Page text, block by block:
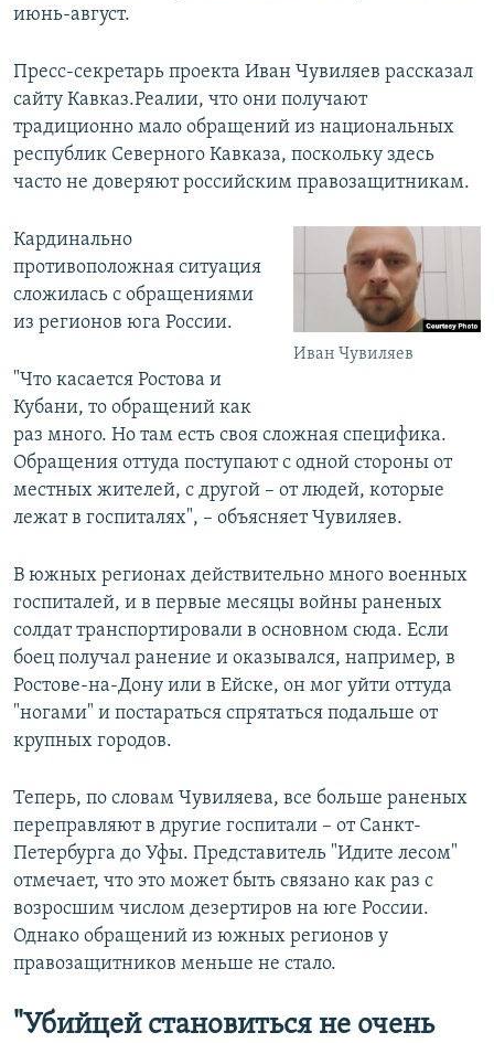
июнь-август.
Пресс-секретарь проекта Иван Чувиляев рассказал
сайту Кавказ.Реалии, что они получают
традиционно мало обращений из национальных
республик Северного Кавказа, поскольку здесь
часто не доверяют российским правозащитникам.
Иван Чувиляев
Кардинально
противоположная ситуация
сложилась с обращениями
из регионов юга России.
"Что касается Ростова и
Кубани, то обращений как
раз много. Но там есть своя сложная специфика.
Обращения оттуда поступают с одной стороны от
местных жителей, с другой – от людей, которые
лежат в госпиталях", – объясняет Чувиляев.
В южных регионах действительно много военных
госпиталей, и в первые месяцы войны раненых
солдат транспортировали в основном сюда. Если
боец получал ранение и оказывался, например, в
Ростове-на-Дону или в Ейске, он мог уйти оттуда
"ногами" и постараться спрятаться подальше от
крупных городов.
Теперь, по словам Чувиляева, все больше раненых
переправляют в другие госпитали – от Санкт-
Петербурга до Уфы. Представитель "Идите лесом"
отмечает, что это может быть связано как раз с
возросшим числом дезертиров на юге России.
Однако обращений из южных регионов у
правозащитников меньше не стало.
"Убийцей становиться не очень